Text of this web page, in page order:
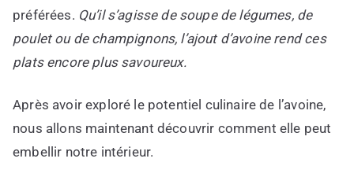
préférées. Qu’il s’agisse de soupe de légumes, de
poulet ou de champignons, l’ajout d’avoine rend ces
plats encore plus savoureux.
Après avoir exploré le potentiel culinaire de l’avoine,
nous allons maintenant découvrir comment elle peut
embellir notre intérieur.